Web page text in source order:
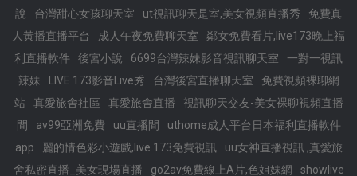
說
台灣甜心女孩聊天室 ut視訊聊天是室,美女視頻直播秀
免費真
人黃播直播平台
成人午夜免費聊天室
鄰女免費看片,live173晚上福
利直播軟件
後宮小說 6699台灣辣妹影音視訊聊天室
一對一視訊
辣妹
LIVE 173影音Live秀 台灣後宮直播聊天室
免費視頻裸聊網
站
真愛旅舍社區 真愛旅舍直播
視訊聊天交友-美女裸聊視頻直播
間
av99亞洲免費 uu直播間
uthome成人平台日本福利直播軟件
app
麗的情色彩小遊戲,live 173免費視訊
uu女神直播視訊 ,真愛旅
舍私密直播_美女現場直播
go2av免費線上A片,色姐妹網 showlive